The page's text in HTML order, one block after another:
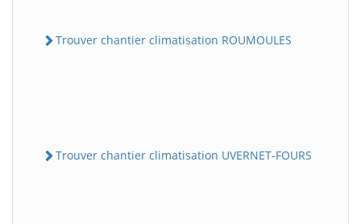
Trouver chantier climatisation ROUMOULES
Trouver chantier climatisation UVERNET-FOURS